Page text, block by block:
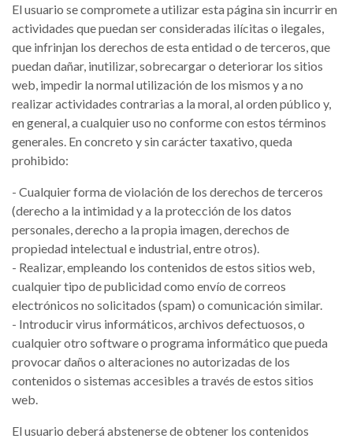
El usuario se compromete a utilizar esta página sin incurrir en
actividades que puedan ser consideradas ilícitas o ilegales,
que infrinjan los derechos de esta entidad o de terceros, que
puedan dañar, inutilizar, sobrecargar o deteriorar los sitios
web, impedir la normal utilización de los mismos y a no
realizar actividades contrarias a la moral, al orden público y,
en general, a cualquier uso no conforme con estos términos
generales. En concreto y sin carácter taxativo, queda
prohibido:
- Cualquier forma de violación de los derechos de terceros
(derecho a la intimidad y a la protección de los datos
personales, derecho a la propia imagen, derechos de
propiedad intelectual e industrial, entre otros).
- Realizar, empleando los contenidos de estos sitios web,
cualquier tipo de publicidad como envío de correos
electrónicos no solicitados (spam) o comunicación similar.
- Introducir virus informáticos, archivos defectuosos, o
cualquier otro software o programa informático que pueda
provocar daños o alteraciones no autorizadas de los
contenidos o sistemas accesibles a través de estos sitios
web.
El usuario deberá abstenerse de obtener los contenidos